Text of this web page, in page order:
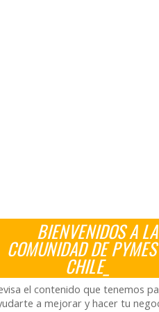
BIENVENIDOS A LA
COMUNIDAD DE
CHILE_
el contenido que tenemos
a mejorar y hacer tu